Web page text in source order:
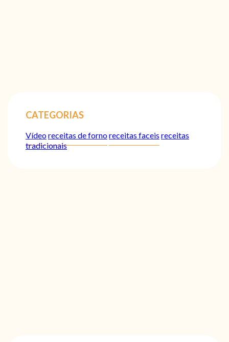
CATEGORIAS
Vídeoreceitas de fornoreceitas faceis receitas
tradicionais